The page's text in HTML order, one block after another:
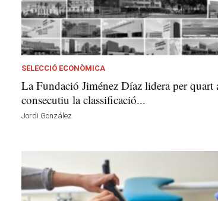
SELECCIÓ ECONÒMICA
La Fundació Jiménez Díaz lidera per quart
consecutiu la classificació...
Jordi González